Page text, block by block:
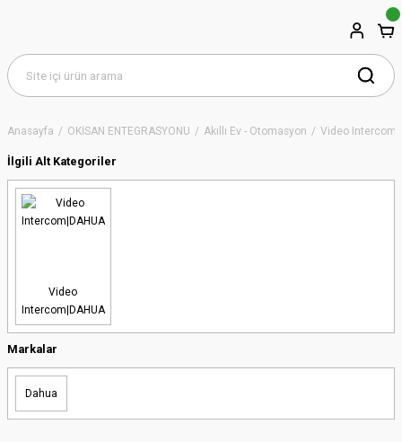
Anasayfa OKİSAN ENTEGRASYONU Akıllı Ev - Otomasyon Video Intercom
İlgili Alt Kategoriler
Video
Intercom|DAHUA
Markalar
Dahua